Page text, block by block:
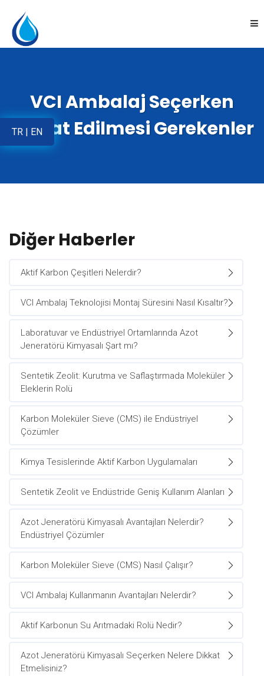
Kurumsal
Ürünler
İletişim
TR | EN
VCI Ambalaj Seçerken
Dikkat Edilmesi Gerekenler
Diğer Haberler
Aktif Karbon Çeşitleri Nelerdir?
VCI Ambalaj Teknolojisi Montaj Süresini Nasıl Kısaltır?
Laboratuvar ve Endüstriyel Ortamlarında Azot
Jeneratörü Kimyasalı Şart mı?
Sentetik Zeolit: Kurutma ve Saflaştırmada Moleküler
Eleklerin Rolü
Karbon Moleküler Sieve (CMS) ile Endüstriyel
Çözümler
Kimya Tesislerinde Aktif Karbon Uygulamaları
Sentetik Zeolit ve Endüstride Geniş Kullanım Alanları
Azot Jeneratörü Kimyasalı Avantajları Nelerdir?
Endüstriyel Çözümler
Karbon Moleküler Sieve (CMS) Nasıl Çalışır?
VCI Ambalaj Kullanmanın Avantajları Nelerdir?
Aktif Karbonun Su Arıtmadaki Rolü Nedir?
Azot Jeneratörü Kimyasalı Seçerken Nelere Dikkat
Etmelisiniz?